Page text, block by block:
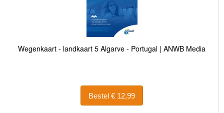
Wegenkaart - landkaart 5 Algarve - Portugal | ANWB Media
Bestel € 12,99